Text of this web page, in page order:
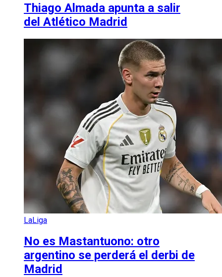
Thiago Almada apunta a salir
del Atlético Madrid
LaLiga
No es Mastantuono: otro
argentino se perderá el derbi de
Madrid